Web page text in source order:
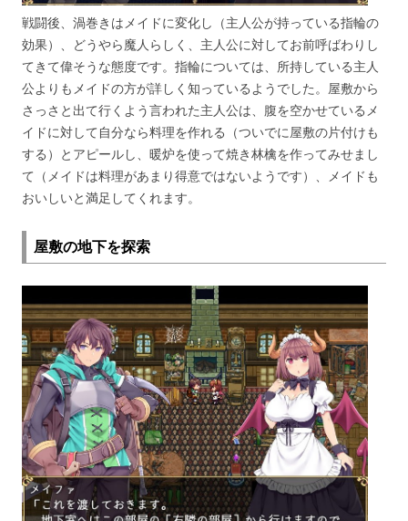
戦闘後、渦巻きはメイドに変化し（主人公が持っている指輪の
効果）、どうやら魔人らしく、主人公に対してお前呼ばわりし
てきて偉そうな態度です。指輪については、所持している主人
公よりもメイドの方が詳しく知っているようでした。屋敷から
さっさと出て行くよう言われた主人公は、腹を空かせているメ
イドに対して自分なら料理を作れる（ついでに屋敷の片付けも
する）とアピールし、暖炉を使って焼き林檎を作ってみせまし
て（メイドは料理があまり得意ではないようです）、メイドも
おいしいと満足してくれます。
屋敷の地下を探索